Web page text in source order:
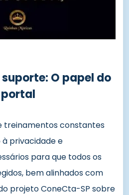
O papel do
treinamentos constantes
privacidade e
para que todos os
bem alinhados com
projeto ConeCta-SP sobre